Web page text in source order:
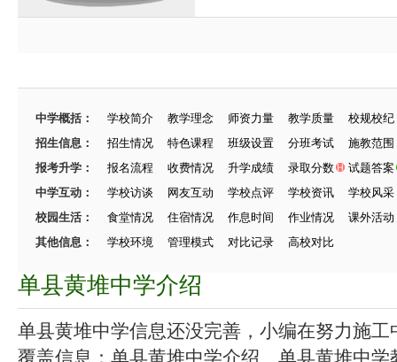
中学概括： 学校简介 教学理念 师资力量 教学质量
校规校纪
招生信息：
招生情况 特色课程 班级设置 分班考试
施教范围
报考升学：
报名流程 收费情况 升学成绩 录取分数
试题答案
中学互动：
学校访谈 网友互动 学校点评 学校资讯
学校风采
校园生活：
食堂情况 住宿情况 作息时间 作业情况
课外活动
其他信息：
学校环境 管理模式 对比记录 高校对比
单县黄堆中学介绍
单县黄堆中学信息还没完善，小编在努力施工